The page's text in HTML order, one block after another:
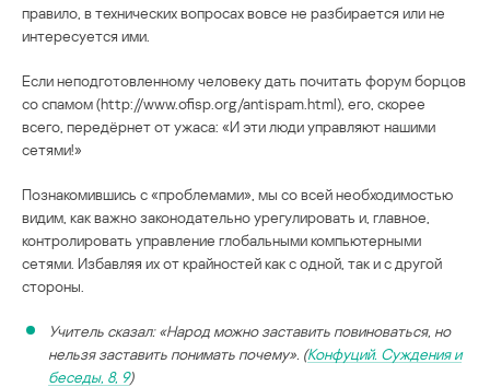
правило, в технических вопросах вовсе не разбирается или не
интересуется ими.
Если неподготовленному человеку дать почитать форум борцов
со спамом (http://www.ofisp.org/antispam.html), его, скорее
всего, передёрнет от ужаса: «И эти люди управляют нашими
сетями!»
Познакомившись с «проблемами», мы со всей необходимостью
видим, как важно законодательно урегулировать и, главное,
контролировать управление глобальными компьютерными
сетями. Избавляя их от крайностей как с одной, так и с другой
стороны.
Учитель сказал: «Народ можно заставить повиноваться, но
нельзя заставить понимать почему». (Конфуций. Суждения и
беседы, 8, 9)